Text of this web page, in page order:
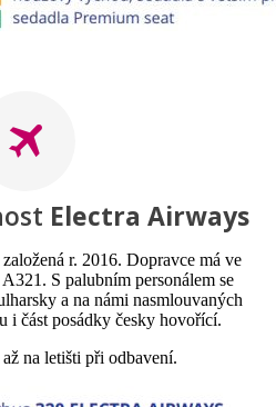
Electra Airways
r. 2016. Dopravce má ve
S palubním personálem se
a na námi nasmlouvaných
i část posádky česky hovořící.
na letišti při odbavení.